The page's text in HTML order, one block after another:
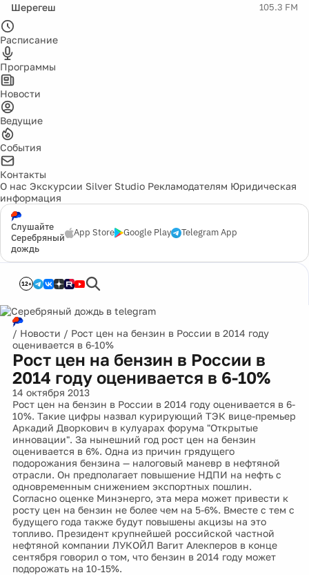
Шерегеш 105.3 FM
Расписание
Программы
Новости
Ведущие
События
Контакты
О нас Экскурсии Silver Studio Рекламодателям Юридическая
информация
Слушайте
Серебряный
дождь
App Store Google Play Telegram App
12+
/ Новости / Рост цен на бензин в России в 2014 году
оценивается в 6-10%
Рост цен на бензин в России в
2014 году оценивается в 6-10%
14 октября 2013
Рост цен на бензин в России в 2014 году оценивается в 6-
10%. Такие цифры назвал курирующий ТЭК вице-премьер
Аркадий Дворкович в кулуарах форума "Открытые
инновации". За нынешний год рост цен на бензин
оценивается в 6%. Одна из причин грядущего
подорожания бензина — налоговый маневр в нефтяной
отрасли. Он предполагает повышение НДПИ на нефть с
одновременным снижением экспортных пошлин.
Согласно оценке Минэнерго, эта мера может привести к
росту цен на бензин не более чем на 5-6%. Вместе с тем с
будущего года также будут повышены акцизы на это
топливо. Президент крупнейшей российской частной
нефтяной компании ЛУКОЙЛ Вагит Алекперов в конце
сентября говорил о том, что бензин в 2014 году может
подорожать на 10-15%.